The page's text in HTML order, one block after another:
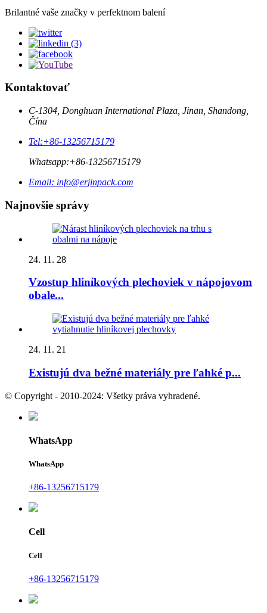
Brilantné vaše značky v perfektnom balení
Kontaktovať
C-1304, Donghuan International Plaza, Jinan, Shandong,
Čína
Tel:+86-13256715179
Whatsapp:+86-13256715179
Email: info@erjinpack.com
Najnovšie správy
24. 11. 28
Vzostup hliníkových plechoviek v nápojovom
obale...
24. 11. 21
Existujú dva bežné materiály pre ľahké p...
© Copyright - 2010-2024: Všetky práva vyhradené.
WhatsApp
WhatsApp
+86-13256715179
Cell
Cell
+86-13256715179